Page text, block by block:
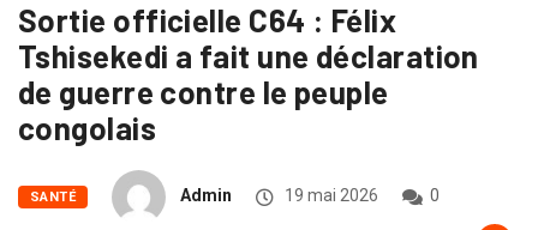
Sortie officielle C64 : Félix
Tshisekedi a fait une déclaration
de guerre contre le peuple
congolais
SANTÉ Admin 19 mai 2026 0